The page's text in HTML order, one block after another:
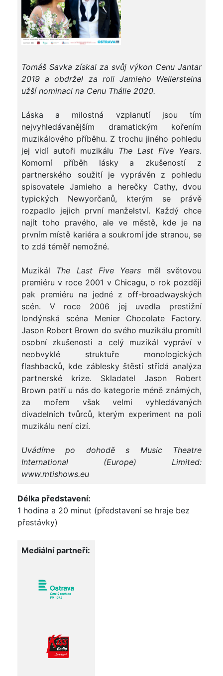
Tomáš Savka získal za svůj výkon Cenu Jantar
2019 a obdržel za roli Jamieho Wellersteina
užší nominaci na Cenu Thálie 2020.
Láska a milostná vzplanutí jsou tím
nejvyhledávanějším dramatickým kořením
muzikálového příběhu. Z trochu jiného pohledu
jej vidí autoři muzikálu The Last Five Years.
Komorní příběh lásky a zkušeností z
partnerského soužití je vyprávěn z pohledu
spisovatele Jamieho a herečky Cathy, dvou
typických Newyorčanů, kterým se právě
rozpadlo jejich první manželství. Každý chce
najít toho pravého, ale ve městě, kde je na
prvním místě kariéra a soukromí jde stranou, se
to zdá téměř nemožné.
Muzikál The Last Five Years měl světovou
premiéru v roce 2001 v Chicagu, o rok později
pak premiéru na jedné z off-broadwayských
scén. V roce 2006 jej uvedla prestižní
londýnská scéna Menier Chocolate Factory.
Jason Robert Brown do svého muzikálu promítl
osobní zkušenosti a celý muzikál vypráví v
neobvyklé struktuře monologických
flashbacků, kde záblesky štěstí střídá analýza
partnerské krize. Skladatel Jason Robert
Brown patří u nás do kategorie méně známých,
za mořem však velmi vyhledávaných
divadelních tvůrců, kterým experiment na poli
muzikálu není cizí.
Uvádíme po dohodě s Music Theatre
International (Europe) Limited:
www.mtishows.eu
Délka představení:
1 hodina a 20 minut (představení se hraje bez
přestávky)
Mediální partneři: